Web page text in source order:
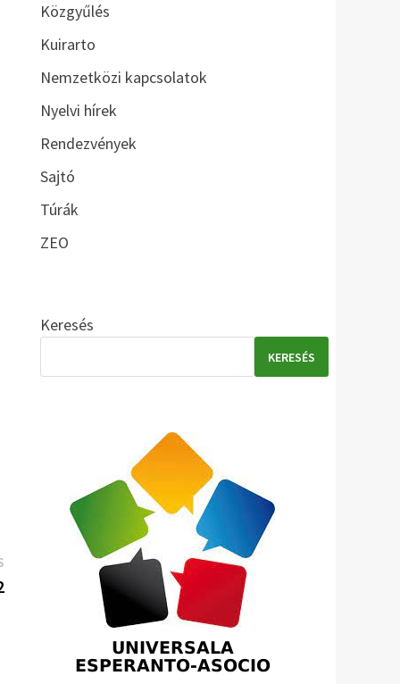
Következő
bejegyzés:
Közgyűlés
Kuirarto
Nemzetközi kapcsolatok
Nyelvi hírek
Rendezvények
Sajtó
Túrák
ZEO
Keresés
KERESÉS